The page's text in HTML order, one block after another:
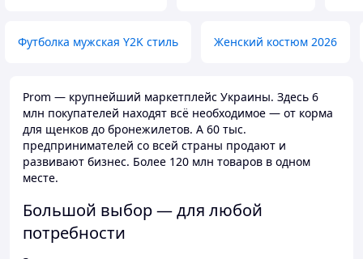
Футболка мужская Y2K стиль Женский костюм 2026
Prom — крупнейший маркетплейс Украины. Здесь 6
млн покупателей находят всё необходимое — от корма
для щенков до бронежилетов. А 60 тыс.
предпринимателей со всей страны продают и
развивают бизнес. Более 120 млн товаров в одном
месте.
Большой выбор — для любой
потребности